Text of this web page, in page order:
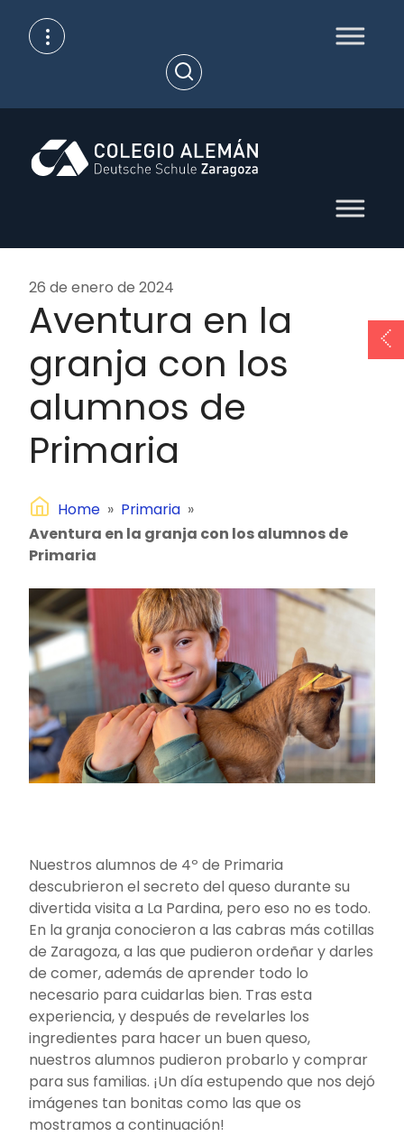
content
Open
Search
26 de enero de 2024
Aventura en la
granja con los
alumnos de
Primaria
Home » Primaria »
Aventura en la granja con los alumnos de
Primaria
Nuestros alumnos de 4º de Primaria
descubrieron el secreto del queso durante su
divertida visita a La Pardina, pero eso no es todo.
En la granja conocieron a las cabras más cotillas
de Zaragoza, a las que pudieron ordeñar y darles
de comer, además de aprender todo lo
necesario para cuidarlas bien. Tras esta
experiencia, y después de revelarles los
ingredientes para hacer un buen queso,
nuestros alumnos pudieron probarlo y comprar
para sus familias. ¡Un día estupendo que nos dejó
imágenes tan bonitas como las que os
mostramos a continuación!